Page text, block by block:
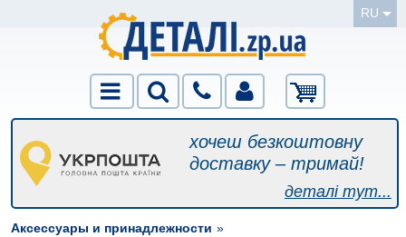
RU
хочеш безкоштовну
доставку – тримай!
деталі тут...
Аксессуары и принадлежности »